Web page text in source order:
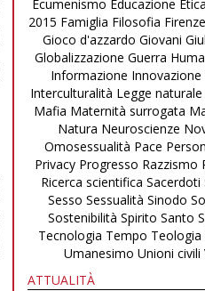
Ecumenismo Educazione Etica
2015 Famiglia Filosofia
Gioco d'azzardo Giovani
Globalizzazione Guerra
Informazione Innovazione
Interculturalità Legge naturale
Mafia Maternità surrogata
Natura Neuroscienze
Omosessualità Pace
Privacy Progresso Razzismo
Ricerca scientifica Sacerdoti
Sesso Sessualità Sinodo
Sostenibilità Spirito Santo
Tecnologia Tempo Teologia
Umanesimo Unioni civili
ATTUALITÀ